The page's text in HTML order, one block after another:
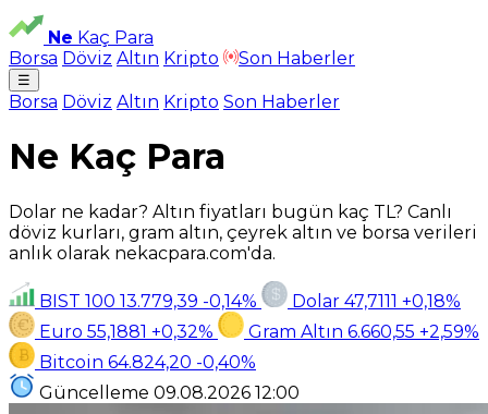
Ne Kaç Para
Borsa Döviz Altın Kripto Son Haberler
☰
Borsa Döviz Altın Kripto Son Haberler
Ne Kaç Para
Dolar ne kadar? Altın fiyatları bugün kaç TL? Canlı
döviz kurları, gram altın, çeyrek altın ve borsa verileri
anlık olarak nekacpara.com'da.
BIST 100 13.779,39 -0,14% Dolar 47,7111 +0,18%
Euro 55,1881 +0,32% Gram Altın 6.660,55 +2,59%
Bitcoin 64.824,20 -0,40%
Güncelleme 09.08.2026 12:00